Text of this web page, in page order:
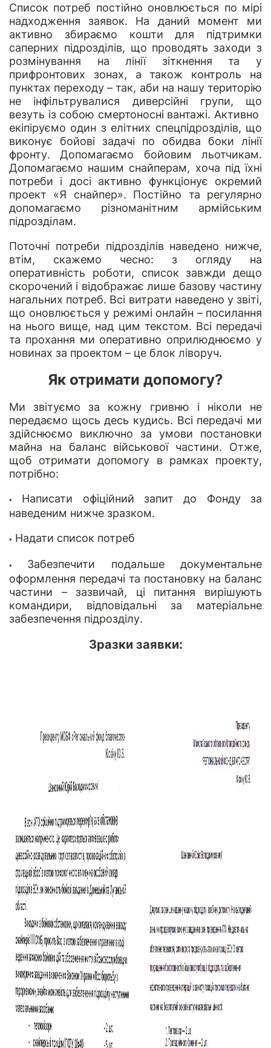
Список потреб постійно оновлюється по мірі
надходження заявок. На даний момент ми
активно збираємо кошти для підтримки
саперних підрозділів, що проводять заходи з
розмінування на лінії зіткнення та у
прифронтових зонах, а також контроль на
пунктах переходу – так, аби на нашу територію
не інфільтрувалися диверсійні групи, що
везуть із собою смертоносні вантажі. Активно
екіпіруємо один з елітних спецпідрозділів, що
виконує бойові задачі по обидва боки лінії
фронту. Допомагаємо бойовим льотчикам.
Допомагаємо нашим снайперам, хоча під їхні
потреби і досі активно функціонує окремий
проект «Я снайпер». Постійно та регулярно
допомагаємо різноманітним армійським
підрозділам.
Поточні потреби підрозділів наведено нижче,
втім, скажемо чесно: з огляду на
оперативність роботи, список завжди дещо
скорочений і відображає лише базову частину
нагальних потреб. Всі витрати наведено у звіті,
що оновлюється у режимі онлайн – посилання
на нього вище, над цим текстом. Всі передачі
та прохання ми оперативно оприлюднюємо у
новинах за проектом – це блок ліворуч.
Як отримати допомогу?
Ми звітуємо за кожну гривню і ніколи не
передаємо щось десь кудись. Всі передачі ми
здійснюємо виключно за умови постановки
майна на баланс військової частини. Отже,
щоб отримати допомогу в рамках проекту,
потрібно:
•
Написати офіційний запит до Фонду за
наведеним нижче зразком.
• Надати список потреб
• Забезпечити подальше документальне
оформлення передачі та постановку на баланс
частини – зазвичай, ці питання вирішують
командири, відповідальні за матеріальне
забезпечення підрозділу.
Зразки заявки: